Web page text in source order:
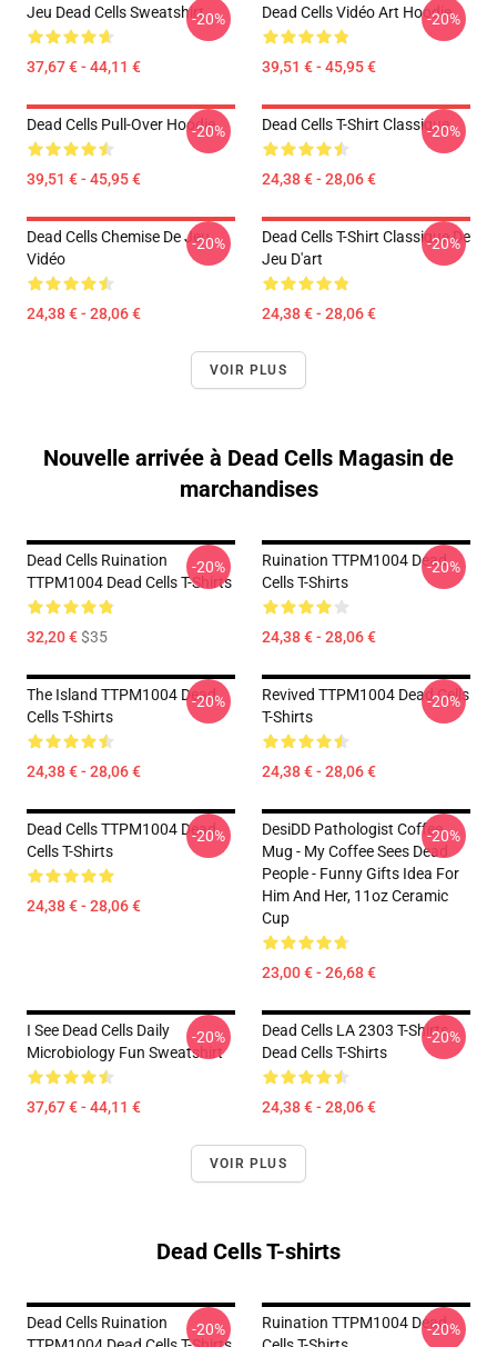
Jeu Dead Cells Sweatshirt
37,67 € - 44,11 €
-20% Dead Cells Vidéo Art Hoodie
39,51 € - 45,95 €
-20%
Dead Cells Pull-Over Hoodie
39,51 € - 45,95 €
-20% Dead Cells T-Shirt Classique
24,38 € - 28,06 €
-20%
Dead Cells Chemise De Jeu
Vidéo
24,38 € - 28,06 €
-20%
Dead Cells T-Shirt Classique De
Jeu D'art
24,38 € - 28,06 €
-20%
VOIR PLUS
Nouvelle arrivée à Dead Cells Magasin de
marchandises
Dead Cells Ruination
TTPM1004 Dead Cells T-Shirts
32,20 €$35
-20%
Ruination TTPM1004 Dead
Cells T-Shirts
24,38 € - 28,06 €
-20%
The Island TTPM1004 Dead
Cells T-Shirts
24,38 € - 28,06 €
-20%
Revived TTPM1004 Dead Cells
T-Shirts
24,38 € - 28,06 €
-20%
Dead Cells TTPM1004 Dead
Cells T-Shirts
24,38 € - 28,06 €
-20%
DesiDD Pathologist Coffee
Mug - My Coffee Sees Dead
People - Funny Gifts Idea For
Him And Her, 11oz Ceramic
Cup
23,00 € - 26,68 €
-20%
I See Dead Cells Daily
Microbiology Fun Sweatshirt
37,67 € - 44,11 €
-20%
Dead Cells LA 2303 T-Shirts
Dead Cells T-Shirts
24,38 € - 28,06 €
-20%
VOIR PLUS
Dead Cells T-shirts
Dead Cells Ruination
-20%
Ruination TTPM1004 Dead
-20%